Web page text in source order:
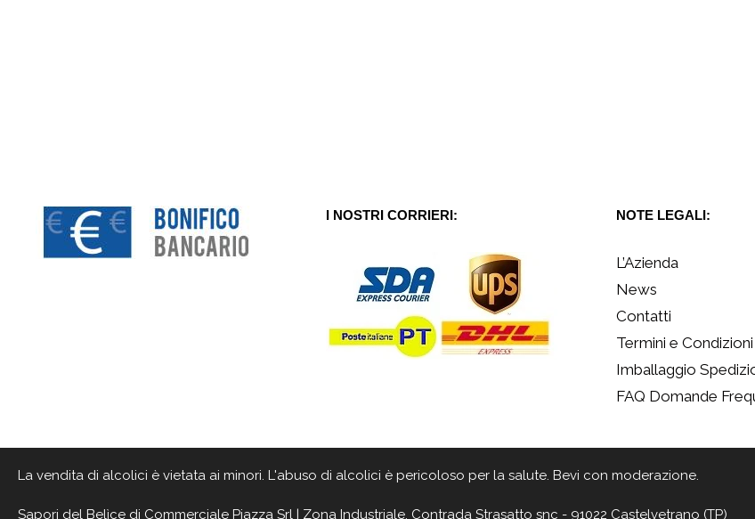
I NOSTRI CORRIERI: NOTE LEGALI:
L’Azienda
News
Contatti
Termini e
Imballaggio
FAQ Domande
La vendita di alcolici è vietata ai minori. L'abuso di alcolici è pericoloso per la salute. Bevi con moderazione.
Sapori del Belìce di Commerciale Piazza Srl | Zona Industriale, Contrada Strasatto snc - 91022 Castelvetrano (TP)